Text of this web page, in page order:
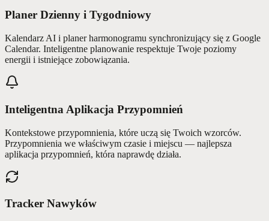
Planer Dzienny i Tygodniowy
Kalendarz AI i planer harmonogramu synchronizujący się z Google
Calendar. Inteligentne planowanie respektuje Twoje poziomy
energii i istniejące zobowiązania.
Inteligentna Aplikacja Przypomnień
Kontekstowe przypomnienia, które uczą się Twoich wzorców.
Przypomnienia we właściwym czasie i miejscu — najlepsza
aplikacja przypomnień, która naprawdę działa.
Tracker Nawyków